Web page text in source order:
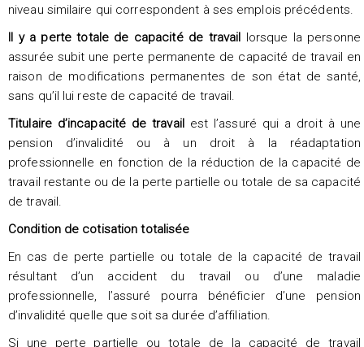
niveau similaire qui correspondent à ses emplois précédents.
Il y a perte totale de capacité de travail lorsque la personne
assurée subit une perte permanente de capacité de travail en
raison de modifications permanentes de son état de santé,
sans qu’il lui reste de capacité de travail.
Titulaire d’incapacité de travailest l’assuré qui a droit à une
pension d’invalidité ou à un droit à la réadaptation
professionnelle en fonction de la réduction de la capacité de
travail restante ou de la perte partielle ou totale de sa capacité
de travail.
Condition de cotisation totalisée
En cas de perte partielle ou totale de la capacité de travail
résultant d’un accident du travail ou d’une maladie
professionnelle, l’assuré pourra bénéficier d’une pension
d’invalidité quelle que soit sa durée d’affiliation.
Si une perte partielle ou totale de la capacité de travail